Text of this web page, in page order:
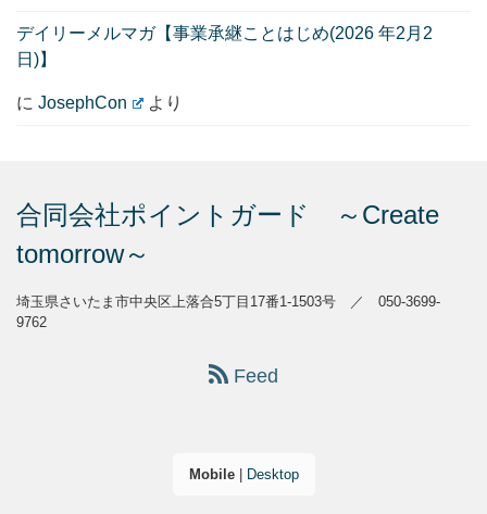
デイリーメルマガ【事業承継ことはじめ(2026 年2月2
日)】
に JosephCon より
合同会社ポイントガード ～Create
tomorrow～
埼玉県さいたま市中央区上落合5丁目17番1-1503号 ／ 050-3699-
9762
Feed
Mobile| Desktop